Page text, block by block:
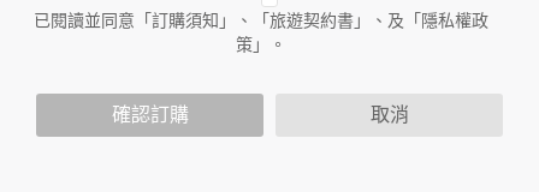
人員。例如您透過本公司旗下網站上的廣告廠商連結，這些置
放連結的廠商也可能蒐集您個人的資料。對於您主動提供的個
人資訊，這些廣告廠商或連結網站有其個別的隱私權保護政
您個人在本網站上的聊天室或討論區中任意公開個人資料的行
已閱讀並同意「訂購須知」、「旅遊契約書」、及「隱私權政
策」。
確認訂購 取消